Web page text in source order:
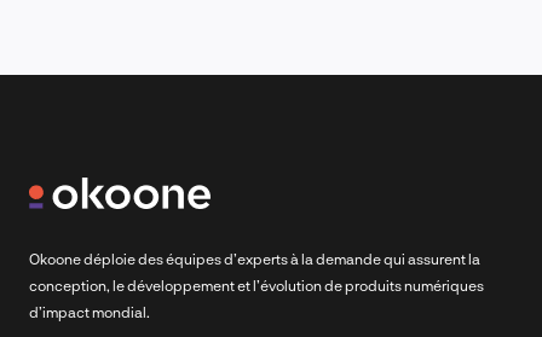
Okoone déploie des équipes d’experts à la demande qui assurent la
conception, le développement et l’évolution de produits numériques
d’impact mondial.